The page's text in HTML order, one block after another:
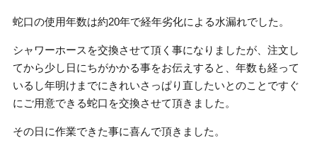
蛇口の使用年数は約20年で経年劣化による水漏れでした。
シャワーホースを交換させて頂く事になりましたが、注文し
てから少し日にちがかかる事をお伝えすると、年数も経って
いるし年明けまでにきれいさっぱり直したいとのことですぐ
にご用意できる蛇口を交換させて頂きました。
その日に作業できた事に喜んで頂きました。